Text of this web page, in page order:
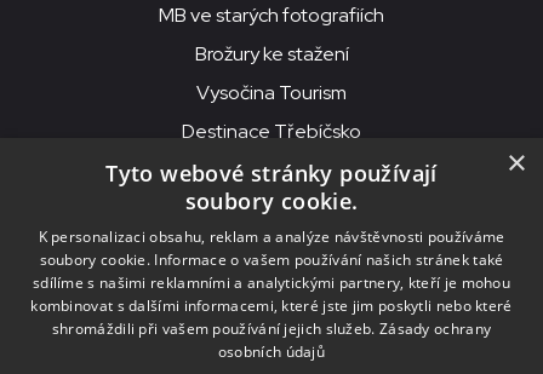
MB ve starých fotografiích
Brožury ke stažení
Vysočina Tourism
Destinace Třebíčsko
© 2026MKS Beseda Mor. Budějovice
MKS Beseda, příspěvková organizace, Purcnerova 62, 676 02
Moravské Budějovice
IČO: 00091758, DIČ: CZ00091758, ID datové schránky: chjn2kd
×
Tyto webové stránky používají
soubory cookie.
K personalizaci obsahu, reklam a analýze návštěvnosti používáme
soubory cookie. Informace o vašem používání našich stránek také
sdílíme s našimi reklamními a analytickými partnery, kteří je mohou
kombinovat s dalšími informacemi, které jste jim poskytli nebo které
shromáždili při vašem používání jejich služeb. Zásady ochrany
osobních údajů